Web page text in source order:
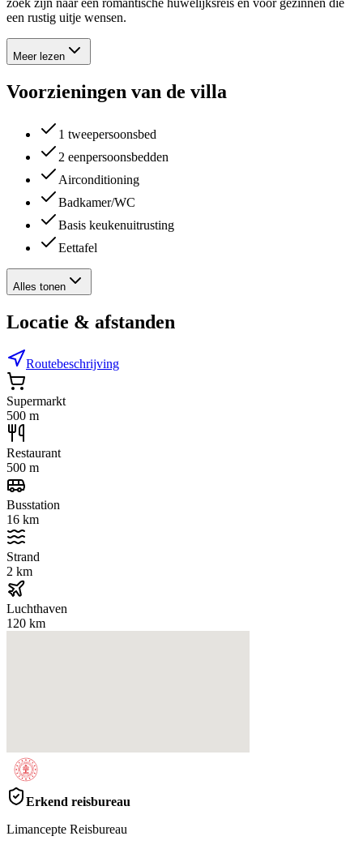
een rustig uitje wensen.
Meer lezen
Voorzieningen van de villa
1 tweepersoonsbed
2 eenpersoonsbedden
Airconditioning
Badkamer/WC
Basis keukenuitrusting
Eettafel
Alles tonen
Locatie & afstanden
Routebeschrijving
Supermarkt
500 m
Restaurant
500 m
Busstation
16 km
Strand
2 km
Luchthaven
120 km
Erkend reisbureau
Limancepte Reisbureau